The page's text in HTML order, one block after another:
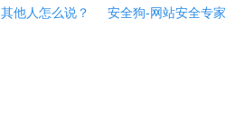
其他人怎么说？ 安全狗-网站安全专家